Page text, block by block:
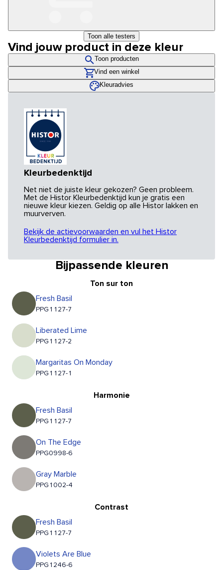
Toon alle testers
Vind jouw product in deze kleur
Toon producten
Vind een winkel
Kleuradvies
Kleurbedenktijd
Net niet de juiste kleur gekozen? Geen probleem.
Met de Histor Kleurbedenktijd kun je gratis een
nieuwe kleur kiezen. Geldig op alle Histor lakken en
muurverven.
Bekijk de actievoorwaarden en vul het Histor
Kleurbedenktijd formulier in.
Bijpassende kleuren
Ton sur ton
Fresh Basil
PPG1127-7
Liberated Lime
PPG1127-2
Margaritas On Monday
PPG1127-1
Harmonie
Fresh Basil
PPG1127-7
On The Edge
PPG0998-6
Gray Marble
PPG1002-4
Contrast
Fresh Basil
PPG1127-7
Violets Are Blue
PPG1246-6